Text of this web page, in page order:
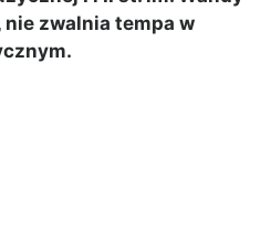
nie zwalnia tempa w